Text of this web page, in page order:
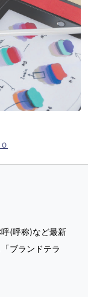
(呼称)など最新
ブランドテラ